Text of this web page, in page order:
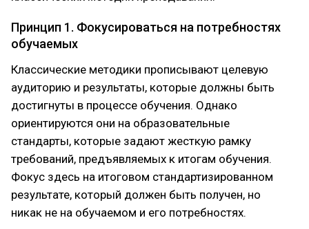
Принцип 1. Фокусироваться на потребностях
обучаемых
Классические методики прописывают целевую
аудиторию и результаты, которые должны быть
достигнуты в процессе обучения. Однако
ориентируются они на образовательные
стандарты, которые задают жесткую рамку
требований, предъявляемых к итогам обучения.
Фокус здесь на итоговом стандартизированном
результате, который должен быть получен, но
никак не на обучаемом и его потребностях.